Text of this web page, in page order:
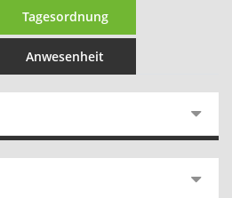
Tagesordnung
Anwesenheit